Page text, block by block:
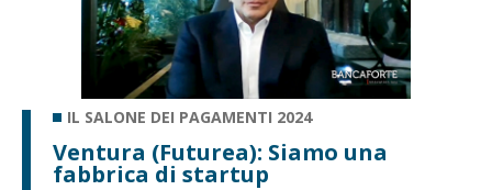
IL SALONE DEI PAGAMENTI 2024
Ventura (Futurea): Siamo una
fabbrica di startup